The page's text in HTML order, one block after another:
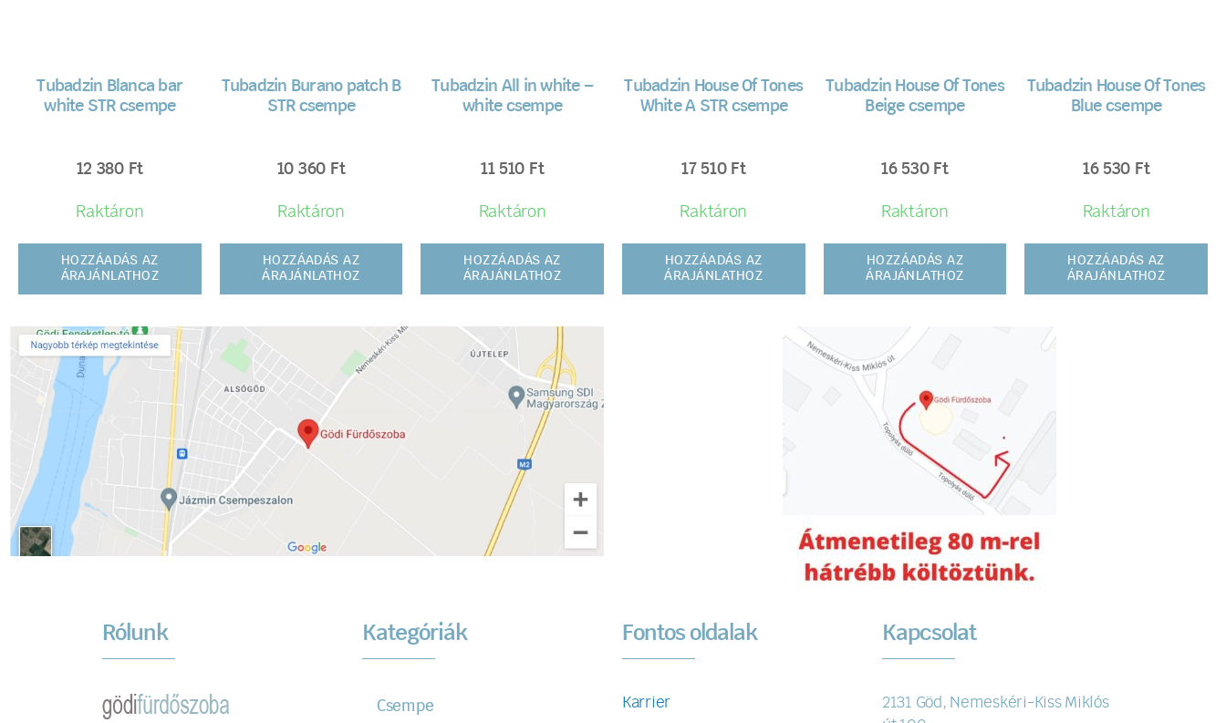
Tubadzin Blanca bar
white STR csempe
12 380 Ft
Raktáron
HOZZÁADÁS AZ
ÁRAJÁNLATHOZ
Tubadzin Burano patch B
STR csempe
10 360 Ft
Raktáron
HOZZÁADÁS AZ
ÁRAJÁNLATHOZ
Tubadzin All in white –
white csempe
11 510 Ft
Raktáron
HOZZÁADÁS AZ
ÁRAJÁNLATHOZ
Tubadzin House Of Tones
White A STR csempe
17 510 Ft
Raktáron
HOZZÁADÁS AZ
ÁRAJÁNLATHOZ
Tubadzin House Of Tones
Beige csempe
16 530 Ft
Raktáron
HOZZÁADÁS AZ
ÁRAJÁNLATHOZ
Tubadzin House Of Tones
Blue csempe
16 530 Ft
Raktáron
HOZZÁADÁS AZ
ÁRAJÁNLATHOZ
Rólunk Kategóriák
Csempe
Fontos oldalak
Karrier
Kapcsolat
2131 Göd, Nemeskéri-Kiss Miklós